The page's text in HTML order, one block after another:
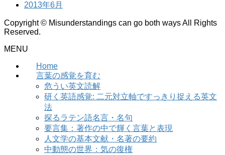
2013年6月
Copyright © Misunderstandings can go both ways All Rights
Reserved.
MENU
Home
言葉の感覚を育む
危うい英文読解
研く英語感覚: 二元対立軸ですっきり捉える英文
法
探るラテン語名言・名句
要言集：著作の中で輝く言葉と表現
人文学の基本文献・名著の要約
中動態の世界：気の復権